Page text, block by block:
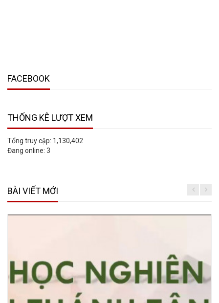
FACEBOOK
THỐNG KÊ LƯỢT XEM
Tổng truy cập: 1,130,402
Đang online: 3
BÀI VIẾT MỚI